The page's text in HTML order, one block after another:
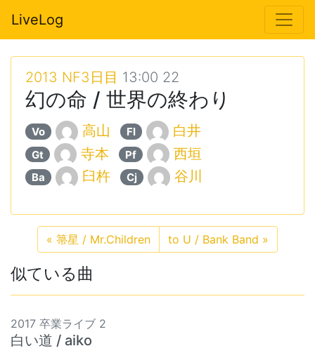
LiveLog
2013 NF3日目 13:00 22
幻の命 / 世界の終わり
Vo 高山 Fl 白井
Gt 寺本 Pf 西垣
Ba 臼杵 Cj 谷川
« 箒星 / Mr.Children to U / Bank Band »
似ている曲
2017 卒業ライブ 2
白い道 / aiko